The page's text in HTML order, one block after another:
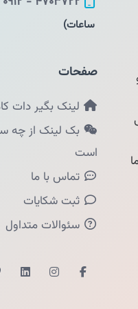
ساعات)
صفحات
لینک بگیر دات کام
بک لینک از چه
است
تماس با ما
ثبت شکایات
سئوالات متداول